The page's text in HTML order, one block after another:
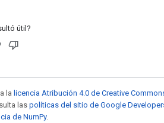
útil?
la licencia Atribución 4.0 de Creative
laspolíticas del sitio de Google
de NumPy.